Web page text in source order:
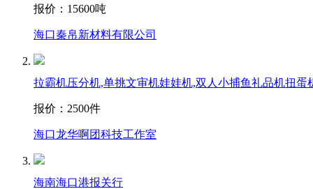
报价： 15600吨
海口秦帛新材料有限公司
拉霸机压分机,单挑文审机娃娃机,双人小捕鱼礼品机扭蛋
报价： 2500件
海口龙华啊团科技工作室
海南海口港报关行